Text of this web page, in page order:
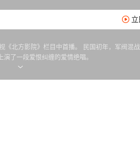
北方影院》栏目中首播。 民国初年，军阀
了一段爱恨纠缠的爱情绝唱。